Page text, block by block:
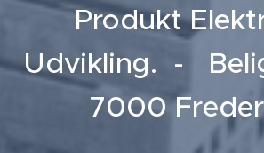
Produkt
Udvikling. -
7000